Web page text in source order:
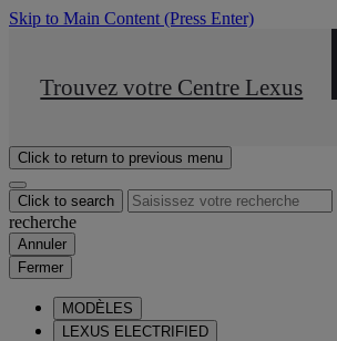
Skip to Main Content (Press Enter)
STOP DRIVE Takata
Trouvez votre Centre Lexus
Click to return to previous menu
Click to search
recherche
Annuler
Fermer
MODÈLES
LEXUS ELECTRIFIED